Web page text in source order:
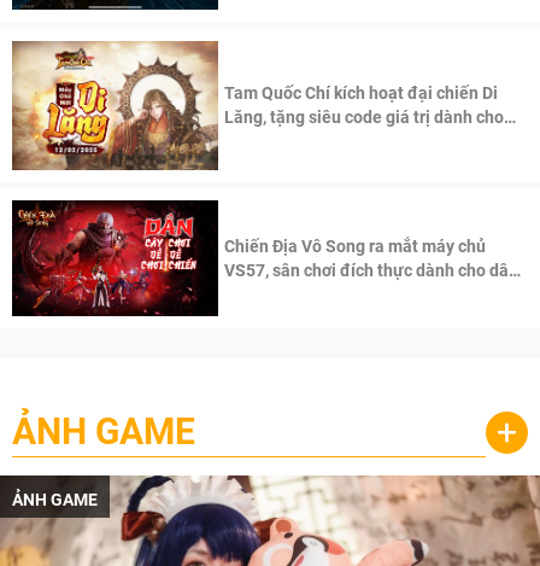
Tam Quốc Chí kích hoạt đại chiến Di
Lăng, tặng siêu code giá trị dành cho
Chiến Địa Vô Song ra mắt máy chủ
VS57, sân chơi đích thực dành cho dân
ẢNH GAME +
ẢNH GAME